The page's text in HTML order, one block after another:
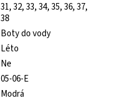
31, 32, 33, 34, 35, 36, 37,
38
Boty do vody
Léto
Ne
05-06-E
Modrá